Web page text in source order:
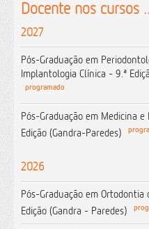
Docente nos cursos
2027
Pós-Graduação em
Implantologia Clínica - 9.ª
programado
Pós-Graduação em Medicina
Edição (Gandra-Paredes)
2026
Pós-Graduação em
Edição (Gandra - Paredes)